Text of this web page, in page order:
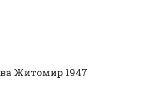
Житомир 1947